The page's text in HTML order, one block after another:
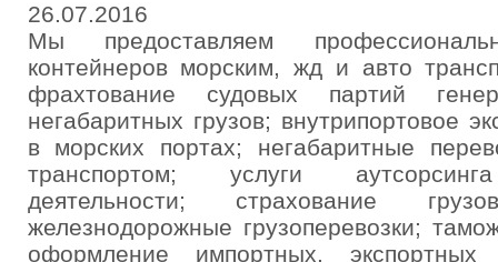
26.07.2016
Мы предоставляем
контейнеров морским, жд и авто
фрахтование судовых партий
негабаритных грузов; внутрипортовое
в морских портах; негабаритные
транспортом; услуги
деятельности; страхование
железнодорожные грузоперевозки;
оформление импортных,